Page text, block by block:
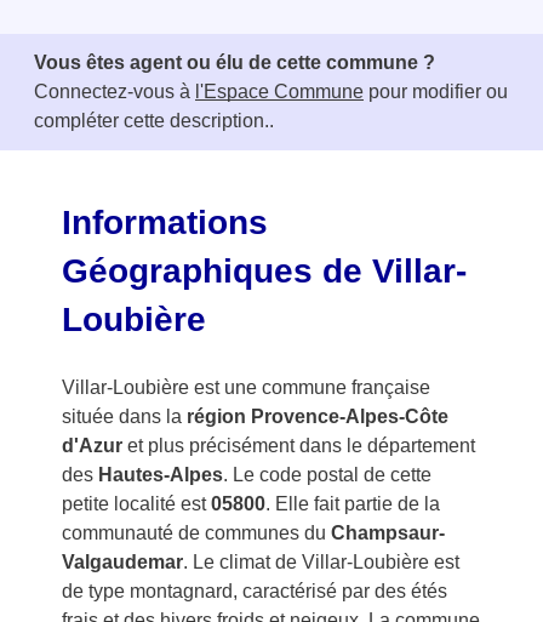
Vous êtes agent ou élu de cette commune ?
Connectez-vous à l'Espace Commune pour modifier ou
compléter cette description..
Informations
Géographiques de Villar-
Loubière
Villar-Loubière est une commune française
située dans la région Provence-Alpes-Côte
d'Azuret plus précisément dans le département
des Hautes-Alpes. Le code postal de cette
petite localité est05800. Elle fait partie de la
communauté de communes du Champsaur-
Valgaudemar. Le climat de Villar-Loubière est
de type montagnard, caractérisé par des étés